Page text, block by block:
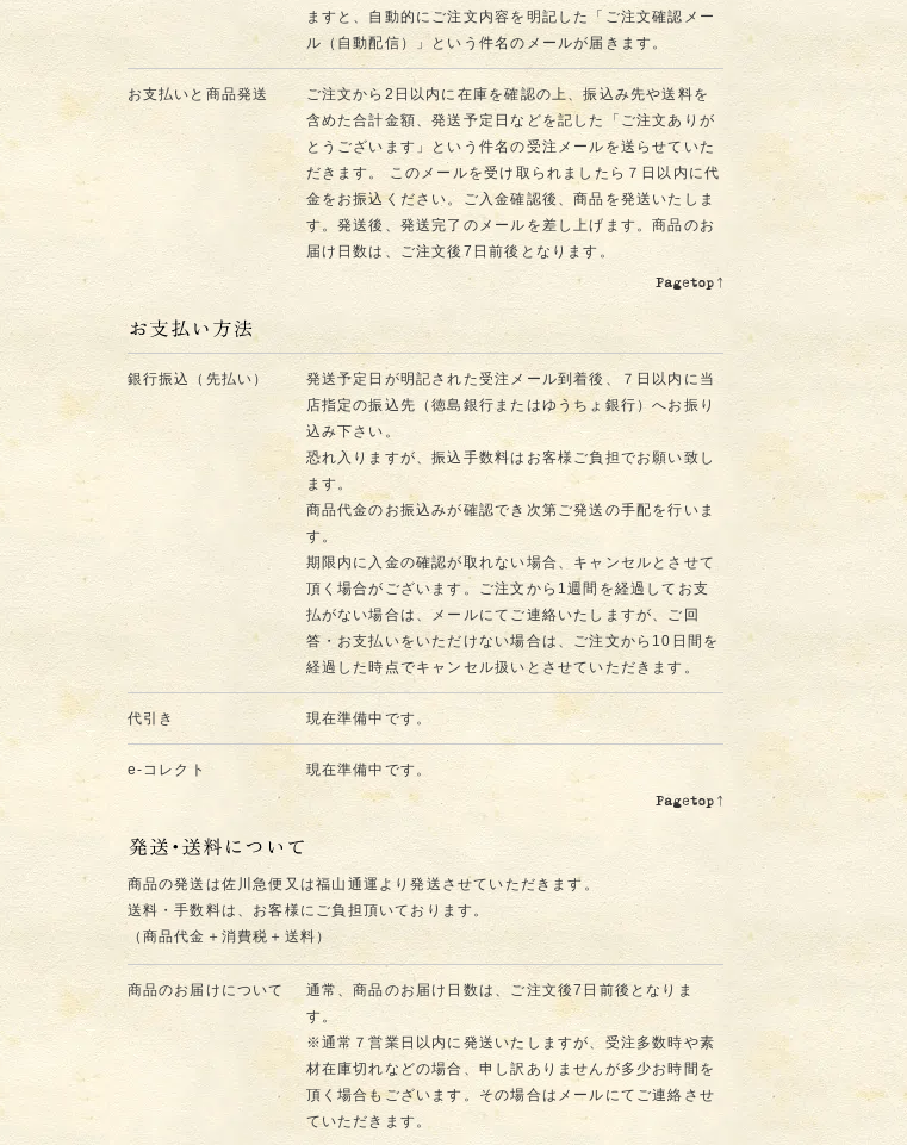
ますと、自動的にご注文内容を明記した「ご注文確認メー
ル（自動配信）」という件名のメールが届きます。
お支払いと商品発送
ご注文から2日以内に在庫を確認の上、振込み先や送料を
含めた合計金額、発送予定日などを記した「ご注文ありが
とうございます」という件名の受注メールを送らせていた
だきます。 このメールを受け取られましたら７日以内に代
金をお振込ください。ご入金確認後、商品を発送いたしま
す。発送後、発送完了のメールを差し上げます。商品のお
届け日数は、ご注文後7日前後となります。
銀行振込（先払い）
発送予定日が明記された受注メール到着後、７日以内に当
店指定の振込先（徳島銀行またはゆうちょ銀行）へお振り
込み下さい。
恐れ入りますが、振込手数料はお客様ご負担でお願い致し
ます。
商品代金のお振込みが確認でき次第ご発送の手配を行いま
す。
期限内に入金の確認が取れない場合、キャンセルとさせて
頂く場合がございます。ご注文から1週間を経過してお支
払がない場合は、メールにてご連絡いたしますが、ご回
答・お支払いをいただけない場合は、ご注文から10日間を
経過した時点でキャンセル扱いとさせていただきます。
代引き 現在準備中です。
e-コレクト 現在準備中です。
商品の発送は佐川急便又は福山通運より発送させていただきます。
送料・手数料は、お客様にご負担頂いております。
（商品代金＋消費税＋送料）
商品のお届けについて
通常、商品のお届け日数は、ご注文後7日前後となりま
す。
※通常７営業日以内に発送いたしますが、受注多数時や素
材在庫切れなどの場合、申し訳ありませんが多少お時間を
頂く場合もございます。その場合はメールにてご連絡させ
ていただきます。